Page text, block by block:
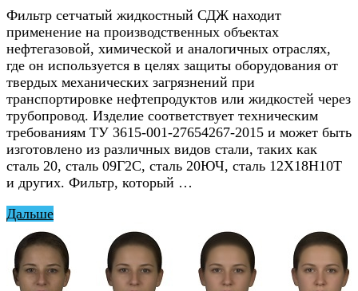
Фильтр сетчатый жидкостный СДЖ находит
применение на производственных объектах
нефтегазовой, химической и аналогичных отраслях,
где он используется в целях защиты оборудования от
твердых механических загрязнений при
транспортировке нефтепродуктов или жидкостей через
трубопровод. Изделие соответствует техническим
требованиям ТУ 3615-001-27654267-2015 и может быть
изготовлено из различных видов стали, таких как
сталь 20, сталь 09Г2С, сталь 20ЮЧ, сталь 12Х18Н10Т
и других. Фильтр, который …
Дальше